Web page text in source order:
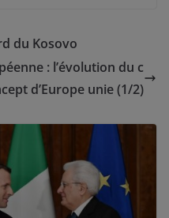
du Kosovo
: l’évolution du c
d’Europe unie (1/2)